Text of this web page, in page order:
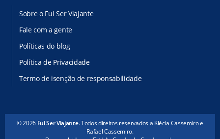
Sobre o Fui Ser Viajante
Fale com a gente
Políticas do blog
Política de Privacidade
Termo de isenção de responsabilidade
© 2026 Fui Ser Viajante. Todos direitos reservados a Klécia Cassemiro e
Rafael Cassemiro.